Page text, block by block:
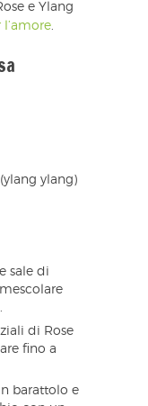
e Ylang
.
(ylang ylang)
sale di
di Rose
fino a
barattolo e